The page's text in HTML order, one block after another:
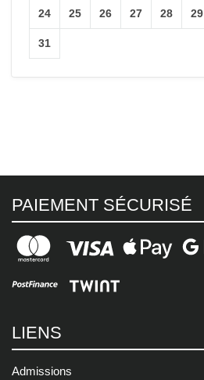
24 25 26 27 28 29
31
PAIEMENT SÉCURISÉ
LIENS
Admissions